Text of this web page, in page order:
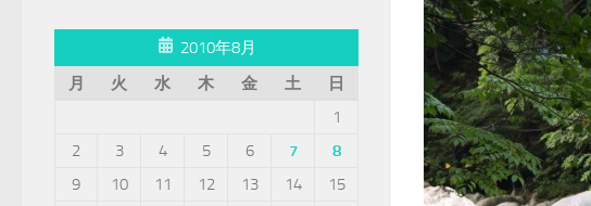
2010年8月
月
火 水 木 金 土
日
1
2
3 4 5 6 7
8
9
10 11 12 13 14
15